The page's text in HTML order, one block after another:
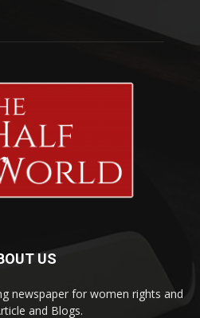
US
newspaper for women rights and
and Blogs.